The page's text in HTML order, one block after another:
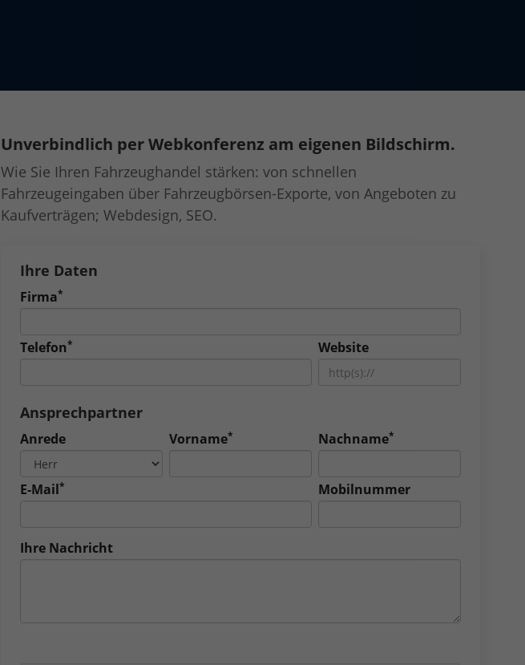
Unverbindlich per Webkonferenz am eigenen Bildschirm.
Wie Sie Ihren Fahrzeughandel stärken: von schnellen
Fahrzeugeingaben über Fahrzeugbörsen-Exporte, von Angeboten zu
Kaufverträgen; Webdesign, SEO.
Ihre Daten
Firma*
Telefon* Website
Ansprechpartner
Anrede Vorname* Nachname*
E-Mail* Mobilnummer
Ihre Nachricht